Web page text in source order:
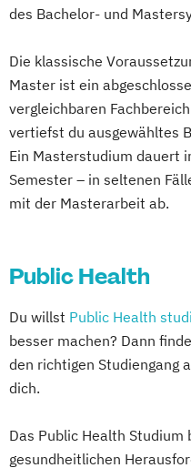
des Bachelor- und
Die klassische
Master ist ein
vergleichbaren
vertiefst du ausgewähltes
Ein Masterstudium dauert
Semester – in seltenen
mit der Masterarbeit ab.
Public Health
Du willst Public Health
besser machen? Dann
den richtigen Studiengang
dich.
Das Public Health
gesundheitlichen